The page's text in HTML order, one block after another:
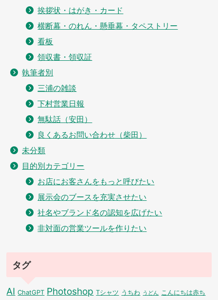
挨拶状・はがき・カード
横断幕・のれん・懸垂幕・タペストリー
看板
領収書・領収証
執筆者別
三浦の雑談
下村営業日報
無駄話（安田）
良くあるお問い合わせ（柴田）
未分類
目的別カテゴリー
お店にお客さんをもっと呼びたい
展示会のブースを充実させたい
社名やブランド名の認知を広げたい
非対面の営業ツールを作りたい
タグ
AI ChatGPT Photoshop Tシャツ うちわ うどん こんにちは赤ち